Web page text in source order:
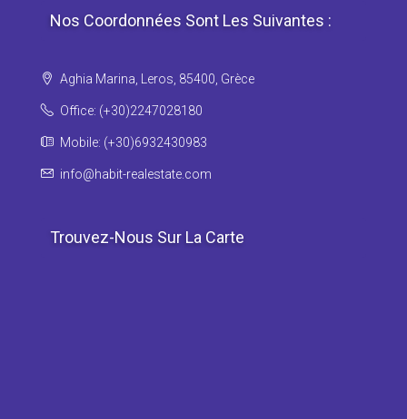
Nos Coordonnées Sont Les Suivantes :
Aghia Marina, Leros, 85400, Grèce
Office: (+30)2247028180
Mobile: (+30)6932430983
info@habit-realestate.com
Trouvez-Nous Sur La Carte